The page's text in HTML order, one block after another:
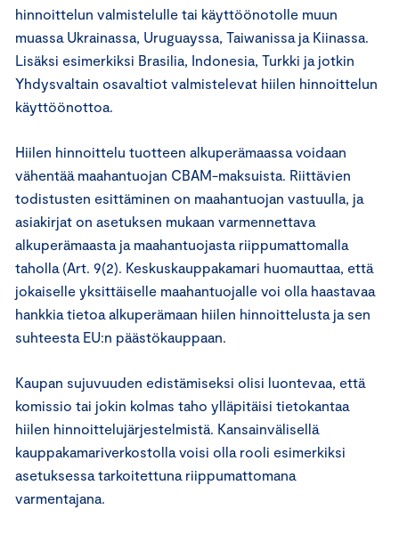
hinnoittelun valmistelulle tai käyttöönotolle muun
muassa Ukrainassa, Uruguayssa, Taiwanissa ja Kiinassa.
Lisäksi esimerkiksi Brasilia, Indonesia, Turkki ja jotkin
Yhdysvaltain osavaltiot valmistelevat hiilen hinnoittelun
käyttöönottoa.
Hiilen hinnoittelu tuotteen alkuperämaassa voidaan
vähentää maahantuojan CBAM-maksuista. Riittävien
todistusten esittäminen on maahantuojan vastuulla, ja
asiakirjat on asetuksen mukaan varmennettava
alkuperämaasta ja maahantuojasta riippumattomalla
taholla (Art. 9(2). Keskuskauppakamari huomauttaa, että
jokaiselle yksittäiselle maahantuojalle voi olla haastavaa
hankkia tietoa alkuperämaan hiilen hinnoittelusta ja sen
suhteesta EU:n päästökauppaan.
Kaupan sujuvuuden edistämiseksi olisi luontevaa, että
komissio tai jokin kolmas taho ylläpitäisi tietokantaa
hiilen hinnoittelujärjestelmistä. Kansainvälisellä
kauppakamariverkostolla voisi olla rooli esimerkiksi
asetuksessa tarkoitettuna riippumattomana
varmentajana.